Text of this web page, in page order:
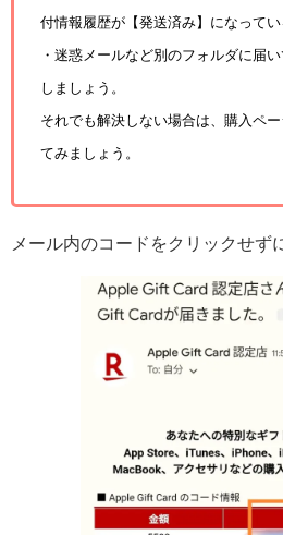
付情報履歴が【発送済み】になって
・迷惑メールなど別のフォルダに届い
しましょう。
それでも解決しない場合は、購入ペー
てみましょう。
メール内のコードをクリックせず